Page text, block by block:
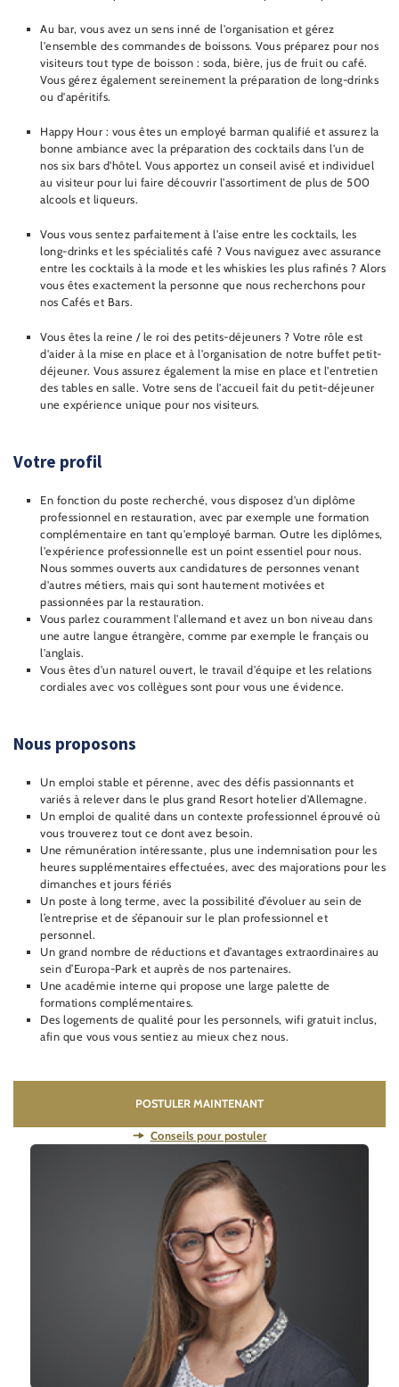
Au bar, vous avez un sens inné de l'organisation et gérez
l'ensemble des commandes de boissons. Vous préparez pour nos
visiteurs tout type de boisson : soda, bière, jus de fruit ou café.
Vous gérez également sereinement la préparation de long-drinks
ou d'apéritifs.
Happy Hour : vous êtes un employé barman qualifié et assurez la
bonne ambiance avec la préparation des cocktails dans l'un de
nos six bars d'hôtel. Vous apportez un conseil avisé et individuel
au visiteur pour lui faire découvrir l'assortiment de plus de 500
alcools et liqueurs.
Vous vous sentez parfaitement à l'aise entre les cocktails, les
long-drinks et les spécialités café ? Vous naviguez avec assurance
entre les cocktails à la mode et les whiskies les plus rafinés ? Alors
vous êtes exactement la personne que nous recherchons pour
nos Cafés et Bars.
Vous êtes la reine / le roi des petits-déjeuners ? Votre rôle est
d'aider à la mise en place et à l'organisation de notre buffet petit-
déjeuner. Vous assurez également la mise en place et l'entretien
des tables en salle. Votre sens de l'accueil fait du petit-déjeuner
une expérience unique pour nos visiteurs.
Votre profil
En fonction du poste recherché, vous disposez d'un diplôme
professionnel en restauration, avec par exemple une formation
complémentaire en tant qu'employé barman. Outre les diplômes,
l'expérience professionnelle est un point essentiel pour nous.
Nous sommes ouverts aux candidatures de personnes venant
d'autres métiers, mais qui sont hautement motivées et
passionnées par la restauration.
Vous parlez couramment l'allemand et avez un bon niveau dans
une autre langue étrangère, comme par exemple le français ou
l'anglais.
Vous êtes d'un naturel ouvert, le travail d'équipe et les relations
cordiales avec vos collègues sont pour vous une évidence.
Nous proposons
Un emploi stable et pérenne, avec des défis passionnants et
variés à relever dans le plus grand Resort hotelier d'Allemagne.
Un emploi de qualité dans un contexte professionnel éprouvé où
vous trouverez tout ce dont avez besoin.
Une rémunération intéressante, plus une indemnisation pour les
heures supplémentaires effectuées, avec des majorations pour les
dimanches et jours fériés
Un poste à long terme, avec la possibilité d’évoluer au sein de
l’entreprise et de s’épanouir sur le plan professionnel et
personnel.
Un grand nombre de réductions et d’avantages extraordinaires au
sein d’Europa-Park et auprès de nos partenaires.
Une académie interne qui propose une large palette de
formations complémentaires.
Des logements de qualité pour les personnels, wifi gratuit inclus,
afin que vous vous sentiez au mieux chez nous.
POSTULER MAINTENANT
Conseils pour postuler